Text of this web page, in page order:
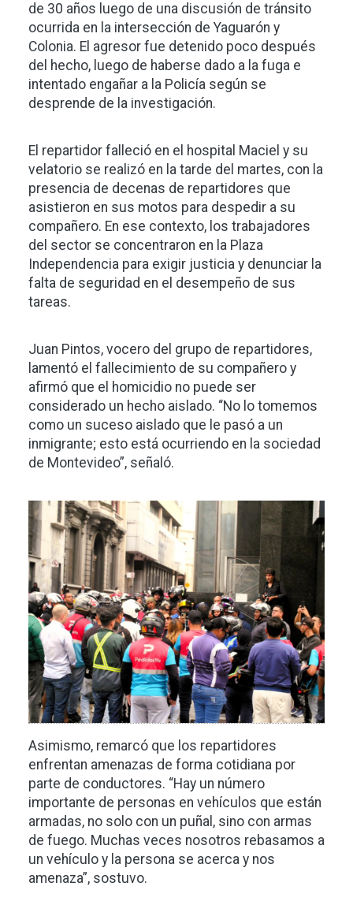
de 30 años luego de una discusión de tránsito
ocurrida en la intersección de Yaguarón y
Colonia. El agresor fue detenido poco después
del hecho, luego de haberse dado a la fuga e
intentado engañar a la Policía según se
desprende de la investigación.
El repartidor falleció en el hospital Maciel y su
velatorio se realizó en la tarde del martes, con la
presencia de decenas de repartidores que
asistieron en sus motos para despedir a su
compañero. En ese contexto, los trabajadores
del sector se concentraron en la Plaza
Independencia para exigir justicia y denunciar la
falta de seguridad en el desempeño de sus
tareas.
Juan Pintos, vocero del grupo de repartidores,
lamentó el fallecimiento de su compañero y
afirmó que el homicidio no puede ser
considerado un hecho aislado. “No lo tomemos
como un suceso aislado que le pasó a un
inmigrante; esto está ocurriendo en la sociedad
de Montevideo”, señaló.
Imagen
Asimismo, remarcó que los repartidores
enfrentan amenazas de forma cotidiana por
parte de conductores. “Hay un número
importante de personas en vehículos que están
armadas, no solo con un puñal, sino con armas
de fuego. Muchas veces nosotros rebasamos a
un vehículo y la persona se acerca y nos
amenaza”, sostuvo.